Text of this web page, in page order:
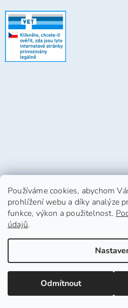
Používáme cookies, abychom
prohlížení webu a díky analýze
funkce, výkon a použitelnost.
údajů.
Odmítnout
Vytvořil
Copyright 2026
Upravit